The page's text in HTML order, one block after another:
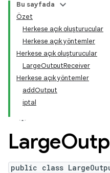
Bu sayfada
Özet
Herkese açık oluşturucular
Herkese açık yöntemler
Herkese açık oluşturucular
LargeOutputReceiver
Herkese açık yöntemler
addOutput
iptal
Large
public class